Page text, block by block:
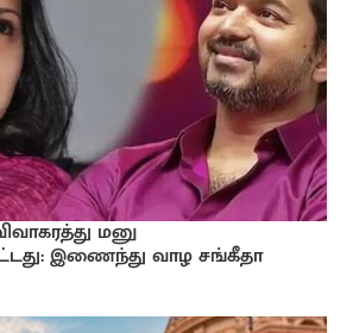
மனு
இணைந்து வாழ சங்கீதா